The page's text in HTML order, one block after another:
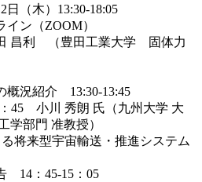
日（木）13:30-18:05
イン（ZOOM）
昌利 （豊田工業大学 固体力
概況紹介 13:30-13:45
45 小川 秀朗 氏 （九州大学 大
学部門 准教授）
将来型宇宙輸送・推進システム
14：45-15：05